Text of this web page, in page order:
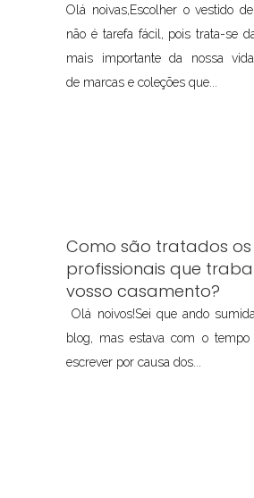
Olá noivas,Escolher o vestido
não é tarefa fácil, pois trata-se
mais importante da nossa
de marcas e coleções que...
Como são tratados os
profissionais que
vosso casamento?
Olá noivos!Sei que ando
blog, mas estava com o tempo
escrever por causa dos...